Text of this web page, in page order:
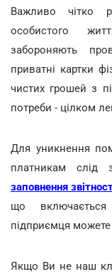
Важливо чітко
особистого
забороняють
приватні картки
чистих грошей з
потреби - цілком
Для уникнення
платникам слід
заповнення
що
підприємця
Якщо Ви не наш